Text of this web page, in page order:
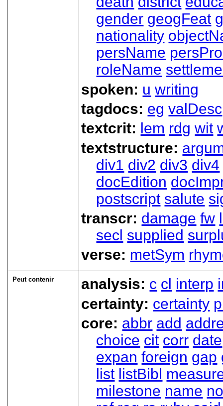
gender geogFeat
nationality
persName
roleName
spoken: u writing
tagdocs: eg valDesc
textcrit: lem rdg wit
textstructure:
div1 div2 div3 div4
docEdition
postscript salute
transcr: damage fw
secl supplied
verse: metSym
Peut contenir analysis: c cl interp
certainty: certainty
core: abbr add
choice cit corr date
expan foreign gap
list listBibl
milestone name